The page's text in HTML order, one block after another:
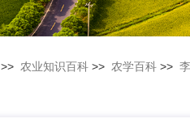
>> 农业知识百科 >> 农学百科 >>